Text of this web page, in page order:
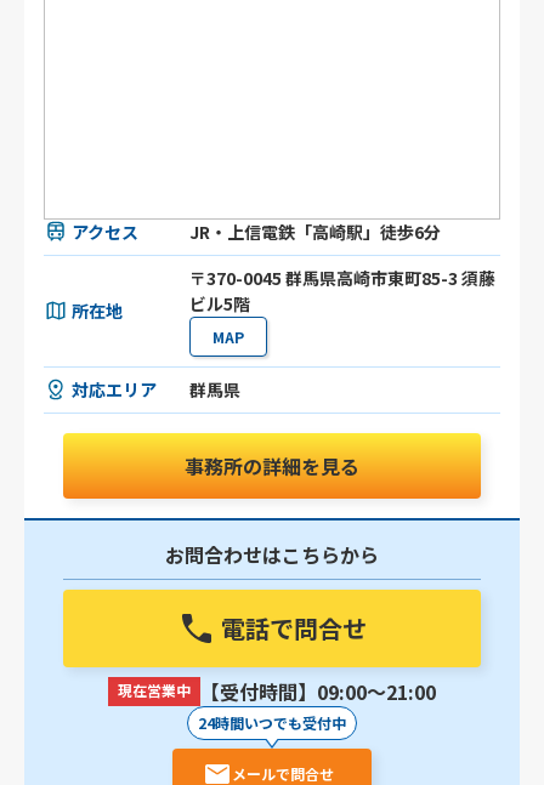
アクセス JR・上信電鉄「高崎駅」徒歩6分
所在地
〒370-0045 群馬県高崎市東町85-3 須藤
ビル5階
MAP
対応エリア 群馬県
事務所の詳細を見る
お問合わせはこちらから
電話で問合せ
現在営業中 【受付時間】09:00〜21:00
24時間いつでも受付中
メールで問合せ